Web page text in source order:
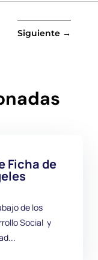
Siguiente →
Ficha de
de los
Social y